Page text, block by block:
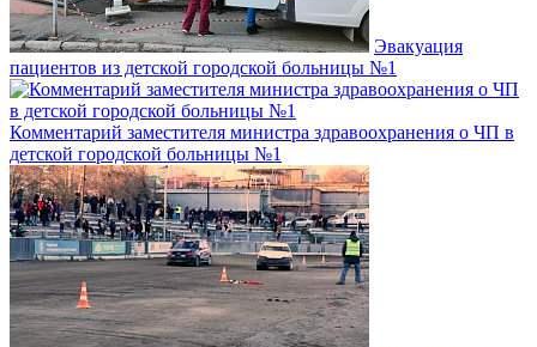
Эвакуация
пациентов из детской городской больницы №1
Комментарий заместителя министра здравоохранения о ЧП в
детской городской больницы №1